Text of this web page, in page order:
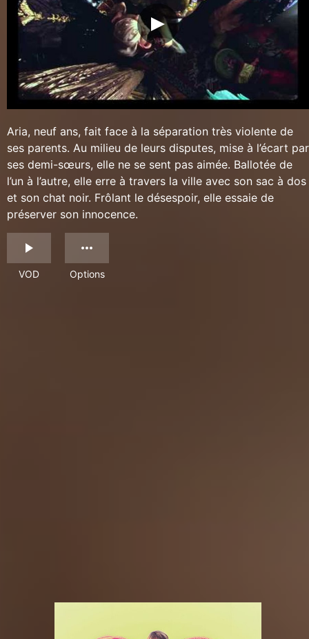
Aria, neuf ans, fait face à la séparation très violente de
ses parents. Au milieu de leurs disputes, mise à l’écart par
ses demi-sœurs, elle ne se sent pas aimée. Ballotée de
l’un à l’autre, elle erre à travers la ville avec son sac à dos
et son chat noir. Frôlant le désespoir, elle essaie de
préserver son innocence.
VOD Options